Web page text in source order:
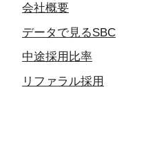
会社概要
データで見るSBC
中途採用比率
リファラル採用